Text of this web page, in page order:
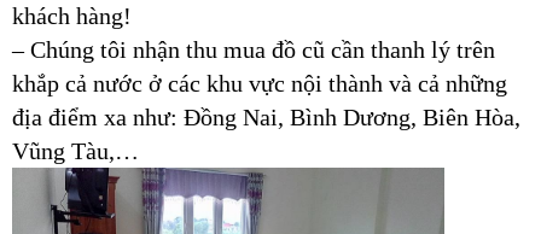
khách hàng!
– Chúng tôi nhận thu mua đồ cũ cần thanh lý trên
khắp cả nước ở các khu vực nội thành và cả những
địa điểm xa như: Đồng Nai, Bình Dương, Biên Hòa,
Vũng Tàu,…